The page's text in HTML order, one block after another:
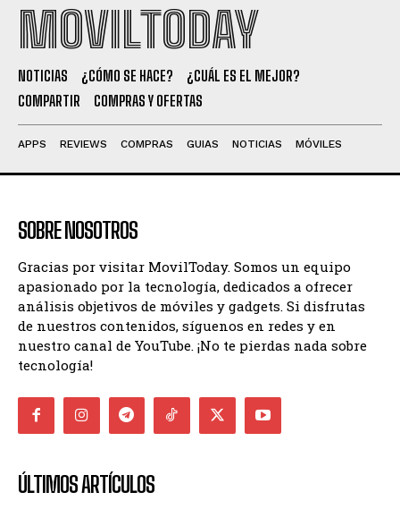
MOVILTODAY
NOTICIAS ¿CÓMO SE HACE?
¿CUÁL ES EL MEJOR?
COMPARTIR
COMPRAS Y OFERTAS
APPS REVIEWS COMPRAS GUIAS NOTICIAS MÓVILES
SOBRE NOSOTROS
Gracias por visitar MovilToday. Somos un equipo
apasionado por la tecnología, dedicados a ofrecer
análisis objetivos de móviles y gadgets. Si disfrutas
de nuestros contenidos, síguenos en redes y en
nuestro canal de YouTube. ¡No te pierdas nada sobre
tecnología!
ÚLTIMOS ARTÍCULOS